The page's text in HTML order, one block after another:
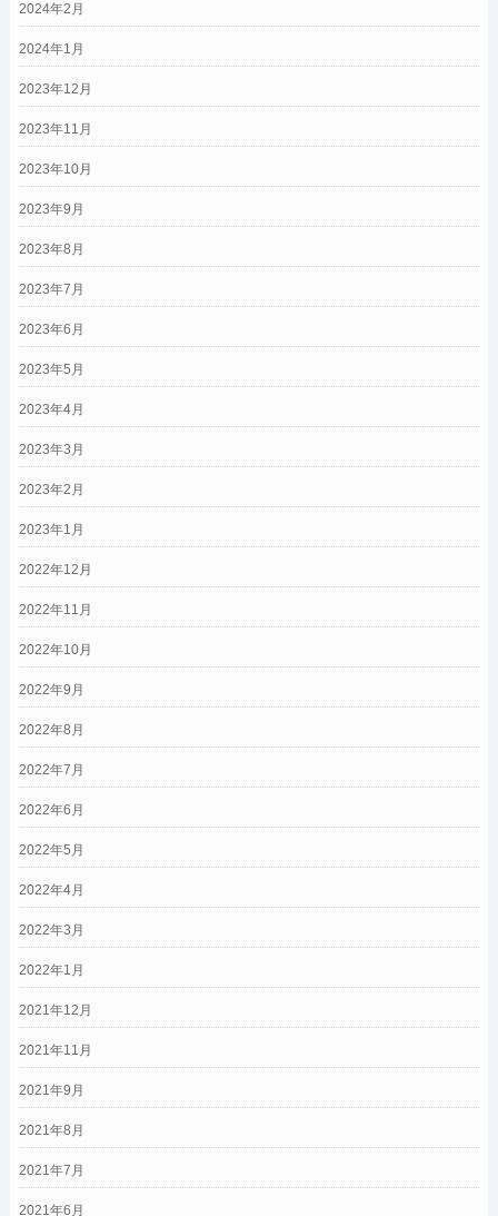
2024年2月
2024年1月
2023年12月
2023年11月
2023年10月
2023年9月
2023年8月
2023年7月
2023年6月
2023年5月
2023年4月
2023年3月
2023年2月
2023年1月
2022年12月
2022年11月
2022年10月
2022年9月
2022年8月
2022年7月
2022年6月
2022年5月
2022年4月
2022年3月
2022年1月
2021年12月
2021年11月
2021年9月
2021年8月
2021年7月
2021年6月